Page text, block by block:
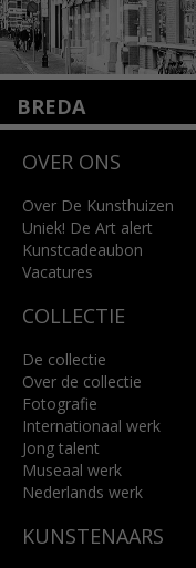
BREDA
4818 SB Breda
info@kunsthuisbreda.nl
Lees meer
OVER ONS
Over De Kunsthuizen
Uniek! De Art alert
Kunstcadeaubon
Vacatures
COLLECTIE
De collectie
Over de collectie
Fotografie
Internationaal werk
Jong talent
Museaal werk
Nederlands werk
KUNSTENAARS